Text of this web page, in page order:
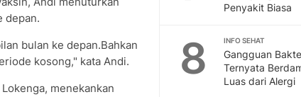
depan.
bulan ke depan.Bahkan
kosong," kata Andi.
menekankan
Penyakit Biasa
8 INFO SEHAT
Gangguan
Ternyata
Luas dari Alergi